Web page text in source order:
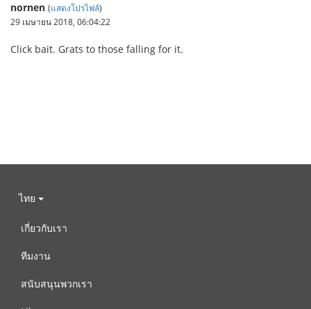
nornen (แสดงโปรไฟล์)
29 เมษายน 2018, 06:04:22
Click bait. Grats to those falling for it.
ไทย
เกี่ยวกับเรา
ทีมงาน
สนับสนุนพวกเรา